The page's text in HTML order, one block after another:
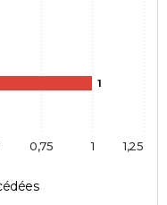
1
1
0,75 1,25